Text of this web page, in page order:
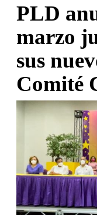
PLD
marzo
sus
Comité